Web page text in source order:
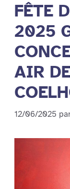
FÊTE
2025
AIR
12/06/2025